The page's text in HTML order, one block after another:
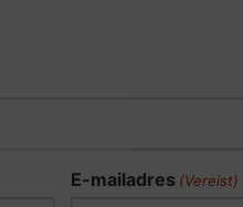
E-mailadres (Vereist)